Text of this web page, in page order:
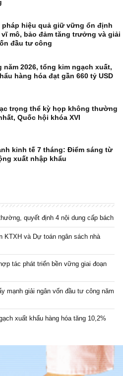
pháp hiệu quả giữ vững ổn định
mô, bảo đảm tăng trưởng và giải
đầu tư công
năm 2026, tổng kim ngạch xuất,
hàng hóa đạt gần 660 tỷ USD
trọng thể kỳ họp không thường
Quốc hội khóa XVI
kinh tế 7 tháng: Điểm sáng từ
xuất nhập khẩu
quyết định 4 nội dung cấp bách
KTXH và Dự toán ngân sách nhà
tác phát triển bền vững giai đoạn
mạnh giải ngân vốn đầu tư công năm
xuất khẩu hàng hóa tăng 10,2%